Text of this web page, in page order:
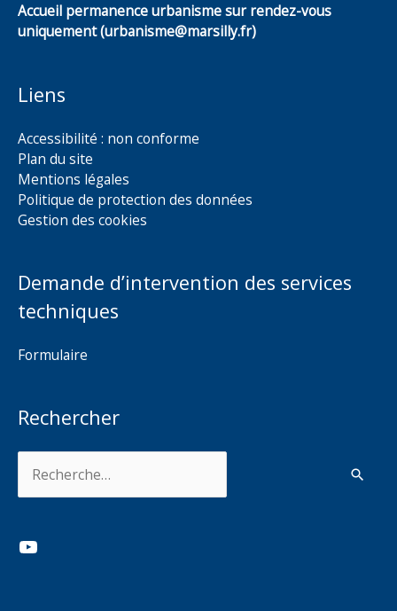
Accueil permanence urbanisme sur rendez-vous
uniquement (urbanisme@marsilly.fr)
Liens
Accessibilité : non conforme
Plan du site
Mentions légales
Politique de protection des données
Gestion des cookies
Demande d’intervention des services
techniques
Formulaire
Rechercher
YouTube